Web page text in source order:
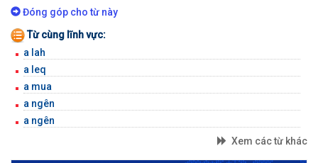
BỘ GÕ
Đóng góp cho từ này
Từ cùng lĩnh vực:
a lah
a leq
a mua
a ngên
a ngên
Xem các từ khác